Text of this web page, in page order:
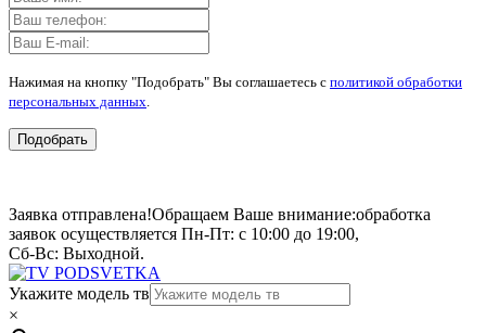
Нажимая на кнопку "Подобрать" Вы соглашаетесь с политикой обработки
персональных данных
Подобрать
Заявка отправлена!Обращаем Ваше внимание:обработка
заявок осуществляется Пн-Пт: с 10:00 до 19:00,
Сб-Вс: Выходной.
Укажите модель тв
×